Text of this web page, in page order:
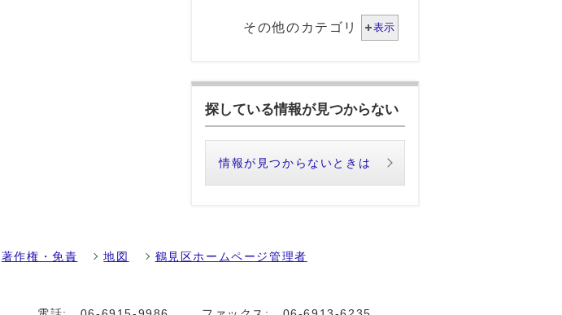
その他のカテゴリ 表示
探している情報が見つからない
情報が見つからないときは
著作権・免責 地図
鶴見区ホームページ管理者